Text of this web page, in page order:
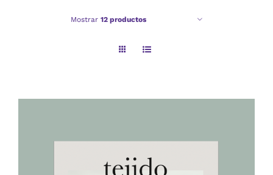
Mostrar 12 productos